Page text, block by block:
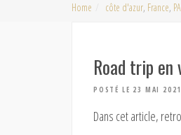
Home côte d'azur, France,
Road trip en
POSTÉ LE 23 MAI 2021
Dans cet article,